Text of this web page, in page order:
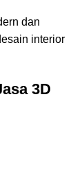
dan
interior
3D